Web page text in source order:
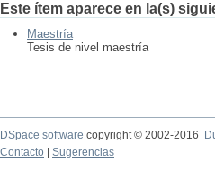
Este ítem aparece en la(s)
Maestría
Tesis de nivel maestría
DSpace software copyright © 2002-2016
Contacto
Sugerencias